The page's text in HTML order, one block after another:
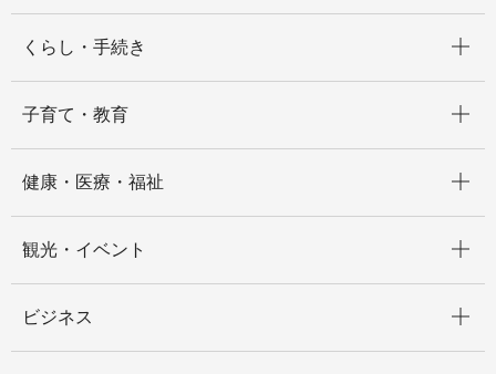
くらし・手続き
子育て・教育
健康・医療・福祉
観光・イベント
ビジネス